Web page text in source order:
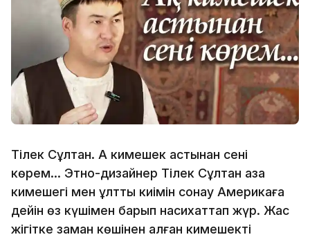
Тілек Сұлтан. Ақ кимешек астынан сені
көрем... Этно-дизайнер Тілек Сұлтан қазақ
кимешегі мен ұлттық киімін сонау Америкаға
дейін өз күшімен барып насихаттап жүр. Жас
жігітке заман көшінен қалған кимешекті